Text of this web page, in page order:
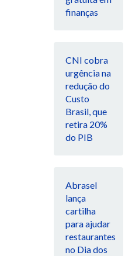
finanças
CNI cobra
urgência na
redução do
Custo
Brasil, que
retira 20%
do PIB
Abrasel
lança
cartilha
para ajudar
restaurantes
no Dia dos